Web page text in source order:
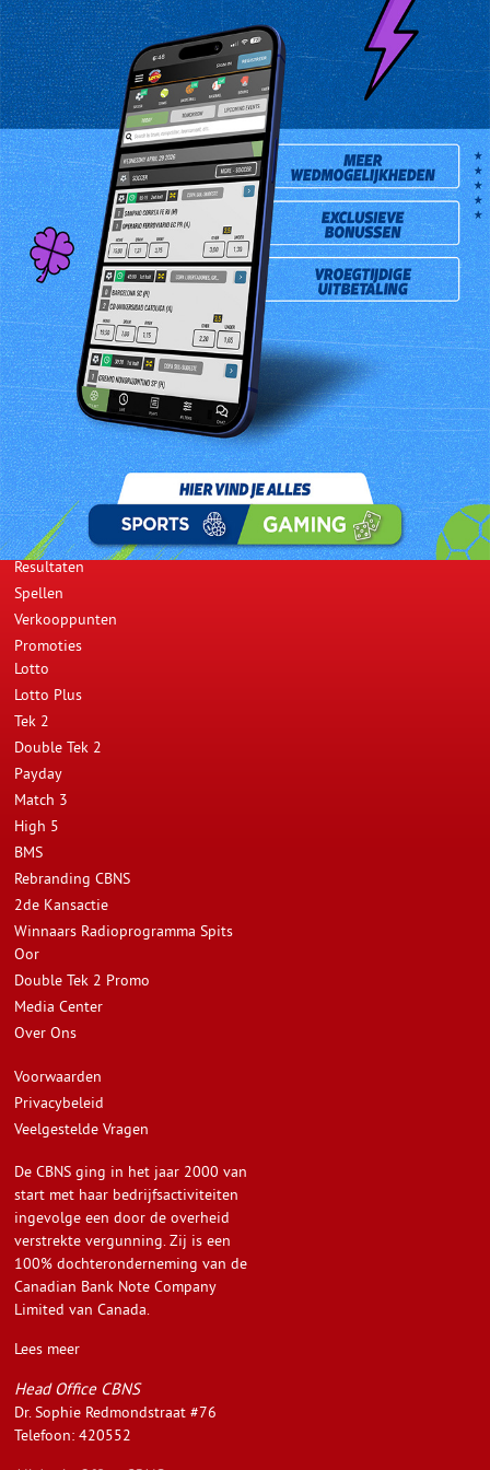
Prev Next
Opwaarderen
Resultaten
Spellen
Verkooppunten
Promoties
Lotto
Lotto Plus
Tek 2
Double Tek 2
Payday
Match 3
High 5
BMS
Rebranding CBNS
2de Kansactie
Winnaars Radioprogramma Spits
Oor
Double Tek 2 Promo
Media Center
Over Ons
Voorwaarden
Privacybeleid
Veelgestelde Vragen
De CBNS ging in het jaar 2000 van
start met haar bedrijfsactiviteiten
ingevolge een door de overheid
verstrekte vergunning. Zij is een
100% dochteronderneming van de
Canadian Bank Note Company
Limited van Canada.
Lees meer
Head Office CBNS
Dr. Sophie Redmondstraat #76
Telefoon: 420552